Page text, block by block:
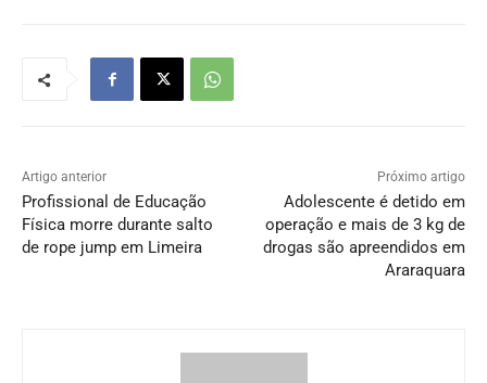
Artigo anterior
Profissional de Educação
Física morre durante salto
de rope jump em Limeira
Próximo artigo
Adolescente é detido em
operação e mais de 3 kg de
drogas são apreendidos em
Araraquara